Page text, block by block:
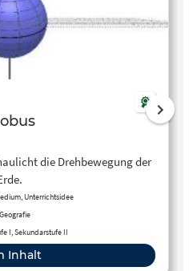
die Drehbewegung der
Unterrichtsidee
Geografie
I, Sekundarstufe II
Inhalt